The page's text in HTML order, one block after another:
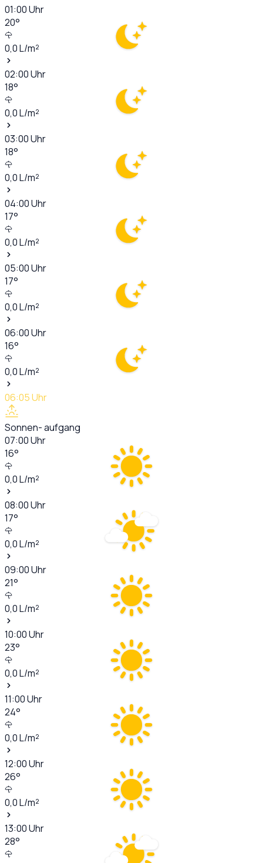
01:00Uhr
20°
0,0L/m²
02:00Uhr
18°
0,0L/m²
03:00Uhr
18°
0,0L/m²
04:00Uhr
17°
0,0L/m²
05:00Uhr
17°
0,0L/m²
06:00Uhr
16°
0,0L/m²
06:05Uhr
Sonnen- aufgang
07:00Uhr
16°
0,0L/m²
08:00Uhr
17°
0,0L/m²
09:00Uhr
21°
0,0L/m²
10:00Uhr
23°
0,0L/m²
11:00Uhr
24°
0,0L/m²
12:00Uhr
26°
0,0L/m²
13:00Uhr
28°